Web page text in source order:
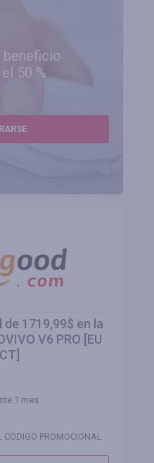
beneficio
50 %
1719,99$ en la
V6 PRO [EU
1 mes
CÓDIGO PROMOCIONAL